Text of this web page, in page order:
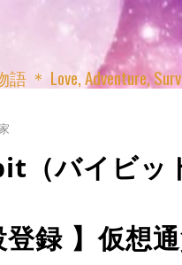
＊ Love, Adventure,
（バイビ
録 】仮想